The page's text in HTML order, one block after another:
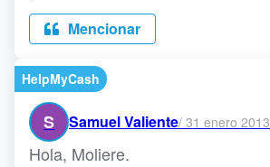
Mencionar
HelpMyCash
S
Samuel Valiente/ 31 enero 2013
Hola, Moliere.